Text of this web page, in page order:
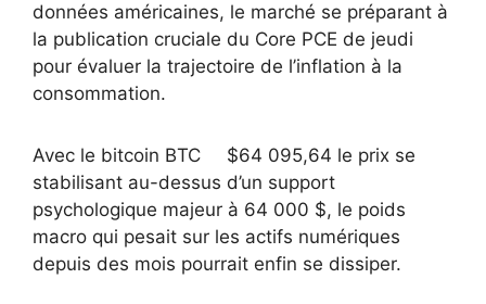
données américaines, le marché se préparant à
la publication cruciale du Core PCE de jeudi
pour évaluer la trajectoire de l’inflation à la
consommation.
Avec le bitcoin BTC $64 095,64 le prix se
stabilisant au-dessus d’un support
psychologique majeur à 64 000 $, le poids
macro qui pesait sur les actifs numériques
depuis des mois pourrait enfin se dissiper.